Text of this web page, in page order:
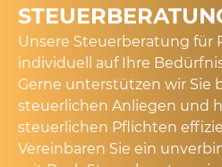
Unsere Steuerberatung für
individuell auf Ihre
Gerne unterstützen wir Sie
steuerlichen Anliegen und
steuerlichen Pflichten
Vereinbaren Sie ein